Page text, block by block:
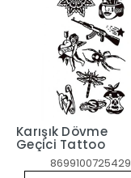
Karışık Dövme
Geçici Tattoo
8699100725429